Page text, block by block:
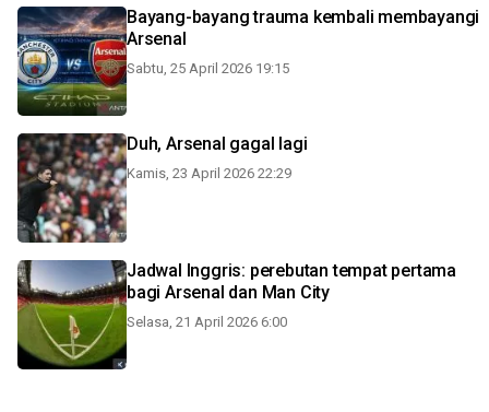
Bayang-bayang trauma kembali membayangi
Arsenal
Sabtu, 25 April 2026 19:15
Duh, Arsenal gagal lagi
Kamis, 23 April 2026 22:29
Jadwal Inggris: perebutan tempat pertama
bagi Arsenal dan Man City
Selasa, 21 April 2026 6:00